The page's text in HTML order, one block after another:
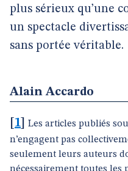
plus sérieux qu’une
un spectacle
sans portée véritable.
Alain Accardo
1
Les articles publiés
n’engagent pas
seulement leurs auteurs